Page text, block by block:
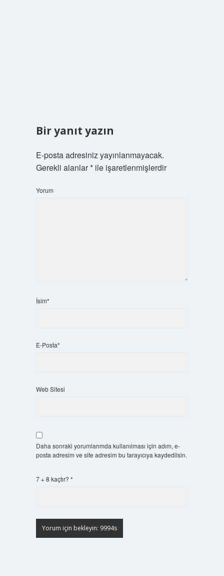
Bir yanıt yazın
E-posta adresiniz yayınlanmayacak.
Gerekli alanlar*ile işaretlenmişlerdir
Yorum
İsim*
E-Posta*
Web Sitesi
Daha sonraki yorumlarımda kullanılması için adım, e-
posta adresim ve site adresim bu tarayıcıya kaydedilsin.
7 + 8 kaçtır? *